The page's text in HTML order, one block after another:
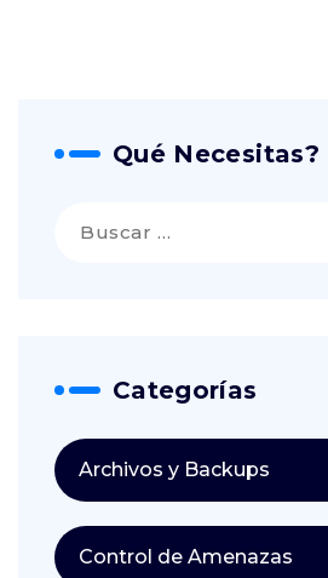
Qué Necesitas?
Categorías
Archivos y Backups
Control de Amenazas